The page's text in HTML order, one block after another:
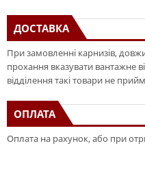
ДОСТАВКА
При замовленні карнизів,
прохання вказувати вантажне
відділення такі товари не
ОПЛАТА
Оплата на рахунок, або при